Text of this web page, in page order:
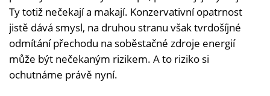
Ty totiž nečekají a makají. Konzervativní opatrnost
jistě dává smysl, na druhou stranu však tvrdošíjné
odmítání přechodu na soběstačné zdroje energií
může být nečekaným rizikem. A to riziko si
ochutnáme právě nyní.